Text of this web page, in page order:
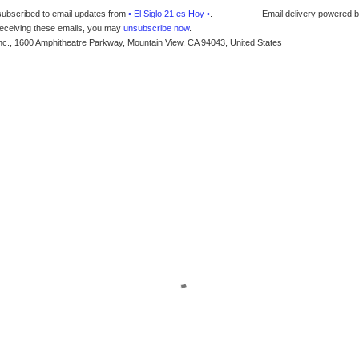
to email updates from • El Siglo 21 es Hoy •
these emails, you may unsubscribe now.
Email delivery powered
1600 Amphitheatre Parkway, Mountain View, CA 94043, United States